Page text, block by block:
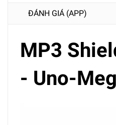
ĐÁNH GIÁ (APP)
MP3
- Uno-